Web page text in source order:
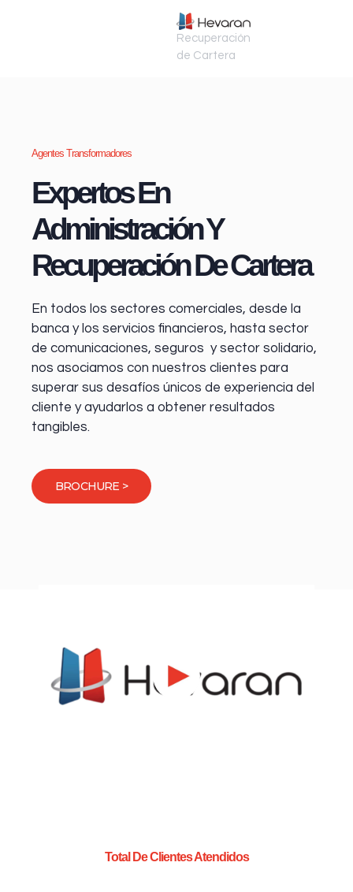
Recuperación
de Cartera
Agentes Transformadores
Expertos En
Administración Y
Recuperación De Cartera
En todos los sectores comerciales, desde la
banca y los servicios financieros, hasta sector
de comunicaciones, seguros y sector solidario,
nos asociamos con nuestros clientes para
superar sus desafíos únicos de experiencia del
cliente y ayudarlos a obtener resultados
tangibles.
BROCHURE >
Total De Clientes Atendidos